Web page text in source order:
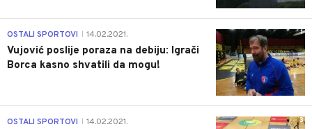
1
OSTALI SPORTOVI 14.02.2021.
Vujović poslije poraza na debiju: Igrači
Borca kasno shvatili da mogu!
3
OSTALI SPORTOVI 14.02.2021.